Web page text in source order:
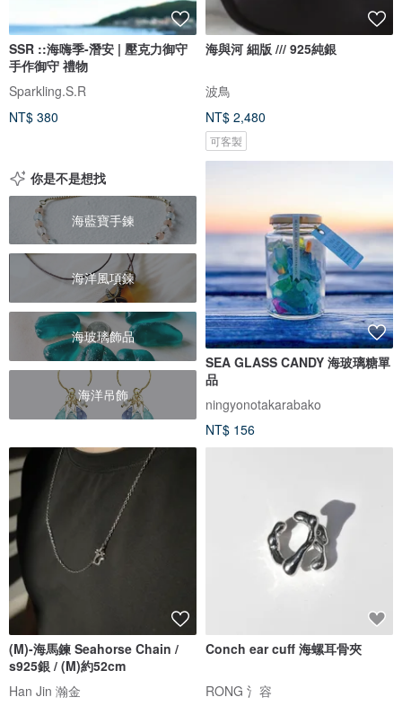
SSR ::海嗨季-潛安 | 壓克力御守
手作御守 禮物
Sparkling.S.R
NT$ 380
海與河 細版 /// 925純銀
波鳥
NT$ 2,480
可客製
你是不是想找
海藍寶手鍊
海洋風項鍊
海玻璃飾品
海洋吊飾
SEA GLASS CANDY 海玻璃糖單
品
ningyonotakarabako
NT$ 156
(M)-海馬鍊 Seahorse Chain /
s925銀 / (M)約52cm
Han Jin 瀚金
Conch ear cuff 海螺耳骨夾
RONG 氵容